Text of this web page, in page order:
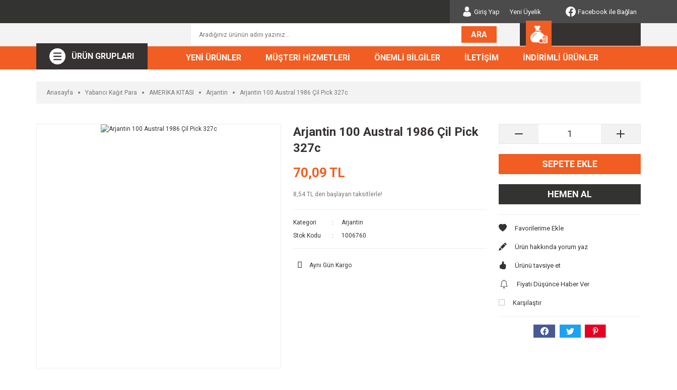
Giriş Yap Yeni Üyelik Facebook ile Bağlan
ARA
ÜRÜN GRUPLARI YENİ ÜRÜNLER MÜŞTERİ HİZMETLERİ ÖNEMLİ BİLGİLER İLETİŞİM İNDİRİMLİ ÜRÜNLER
Anasayfa Yabancı Kağıt Para AMERİKA KITASI Arjantin Arjantin 100 Austral 1986 Çil Pick 327c
Arjantin 100 Austral 1986 Çil Pick
327c
70,09 TL
8,54 TL den başlayan taksitlerle!
Kategori
Arjantin
Stok Kodu
1006760
Aynı Gün Kargo
SEPETE EKLE
HEMEN AL
Ürün hakkında yorum yaz
Ürünü tavsiye et
Fiyatı Düşünce Haber Ver
Karşılaştır